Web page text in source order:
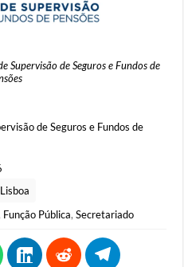
Supervisão de Seguros e Fundos de
de Seguros e Fundos de
Lisboa
Função Pública,Secretariado